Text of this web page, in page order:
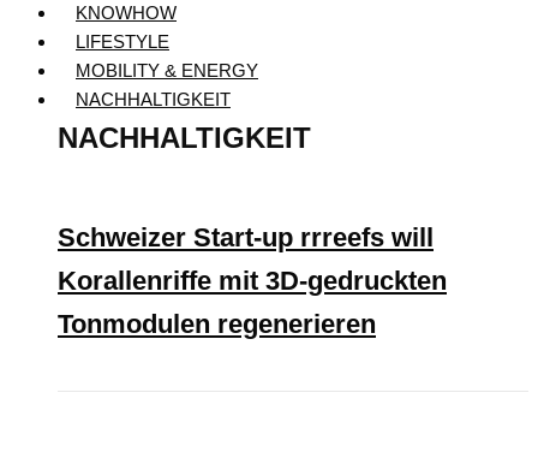
KNOWHOW
LIFESTYLE
MOBILITY & ENERGY
NACHHALTIGKEIT
NACHHALTIGKEIT
Schweizer Start-up rrreefs will
Korallenriffe mit 3D-gedruckten
Tonmodulen regenerieren